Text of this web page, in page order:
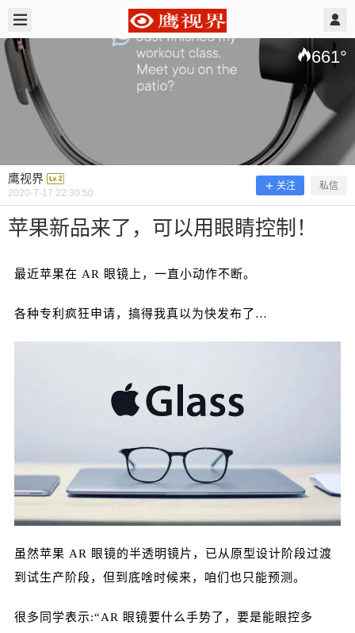
661°
鹰视界
2020-7-17 22:30:50
关注 私信
苹果新品来了，可以用眼睛控制！
最近苹果在 AR 眼镜上，一直小动作不断。
各种专利疯狂申请，搞得我真以为快发布了…
虽然苹果 AR 眼镜的半透明镜片，已从原型设计阶段过渡
到试生产阶段，但到底啥时候来，咱们也只能预测。
很多同学表示:“AR 眼镜要什么手势了，要是能眼控多
鹰视界 @ 鹰视界 2020/7/17
最近苹果在 AR 眼镜上，一直小动作不断。 各种专
R 眼镜的半透明镜片，已从原型设计阶段过渡到试
生产阶段，但到底啥时候来，咱们也只能预测。 很
好？” 说什么来什么，今天苹果又为 AR 眼镜申请了
一项新的专利，描述了用户如何用眼睛来控制眼
镜。 也就是说，你可以通过眼睛的动作来实现对 A
R 眼镜的控制。 这种将视线与电子设备进行交互的
技术，听起来就科技感十足。 其中提到，通过可追
踪用户眼睛移动、眨眼和凝视等动作来操作设备，
凝视几秒钟可能会自动触发放大视图。 其实苹果之
前就有申请用眼睛来控制眼镜的专利，并展示了如
这次明显更加具体一些。 除了申请和眼睛交互的相
扫描二维码继续阅读